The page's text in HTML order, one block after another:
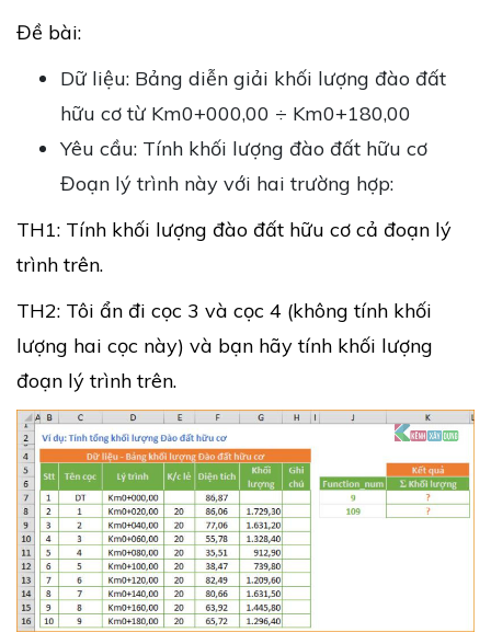
Đề bài:
Dữ liệu: Bảng diễn giải khối lượng đào đất
hữu cơ từ Km0+000,00 ÷ Km0+180,00
Yêu cầu: Tính khối lượng đào đất hữu cơ
Đoạn lý trình này với hai trường hợp:
TH1: Tính khối lượng đào đất hữu cơ cả đoạn lý
trình trên.
TH2: Tôi ẩn đi cọc 3 và cọc 4 (không tính khối
lượng hai cọc này) và bạn hãy tính khối lượng
đoạn lý trình trên.